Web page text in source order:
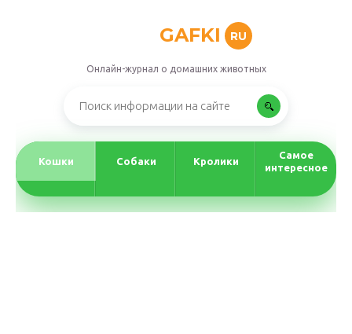
GAFKI RU
Онлайн-журнал о домашних животных
Кошки Собаки Кролики
Самое
интересное